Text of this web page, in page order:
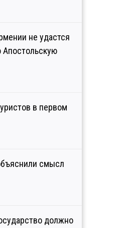
не удастся
Апостольскую
в первом
смысл
должно